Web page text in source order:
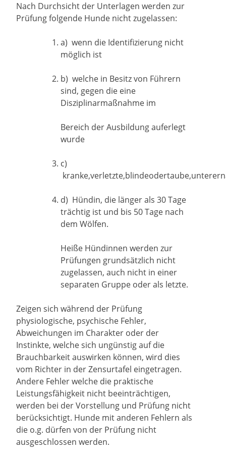
Nach Durchsicht der Unterlagen werden zur
Prüfung folgende Hunde nicht zugelassen:
a) wenn die Identifizierung nicht
möglich ist
b) welche in Besitz von Führern
sind, gegen die eine
Disziplinarmaßnahme im
Bereich der Ausbildung auferlegt
wurde
c)
d) Hündin, die länger als 30 Tage
trächtig ist und bis 50 Tage nach
dem Wölfen.
Heiße Hündinnen werden zur
Prüfungen grundsätzlich nicht
zugelassen, auch nicht in einer
separaten Gruppe oder als letzte.
Zeigen sich während der Prüfung
physiologische, psychische Fehler,
Abweichungen im Charakter oder der
Instinkte, welche sich ungünstig auf die
Brauchbarkeit auswirken können, wird dies
vom Richter in der Zensurtafel eingetragen.
Andere Fehler welche die praktische
Leistungsfähigkeit nicht beeinträchtigen,
werden bei der Vorstellung und Prüfung nicht
berücksichtigt. Hunde mit anderen Fehlern als
die o.g. dürfen von der Prüfung nicht
ausgeschlossen werden.